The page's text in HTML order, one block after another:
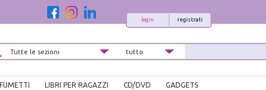
registrati
login
LIBRI PER RAGAZZI CD/DVD GADGETS